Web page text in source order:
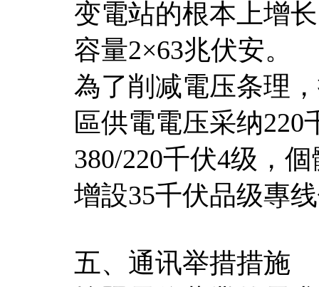
变電站的根本上增
容量2×63兆伏安。
為了削减電压条理
區供電電压采纳220
380/220千伏4级，
增設35千伏品级專
五、通讯举措措施